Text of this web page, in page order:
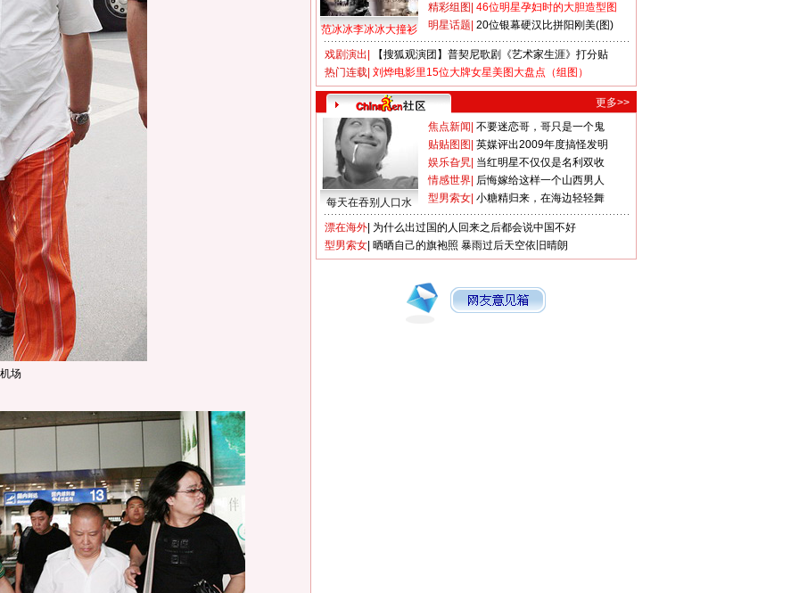
场
范冰冰李冰冰大撞衫
精彩组图 46位明星孕妇时的大胆造型图
明星话题 20位银幕硬汉比拼阳刚美(图)
戏剧演出
【搜狐观演团】普契尼歌剧《艺术家生涯》打分贴
热门连载 刘烨电影里15位大牌女星美图大盘点（组图）
更多>>
每天在吞别人口水
焦点新闻 不要迷恋哥，哥只是一个鬼
贴贴图图 英媒评出2009年度搞怪发明
娱乐旮旯 当红明星不仅仅是名利双收
情感世界 后悔嫁给这样一个山西男人
型男索女 小糖精归来，在海边轻轻舞
漂在海外 为什么出过国的人回来之后都会说中国不好
型男索女 晒晒自己的旗袍照 暴雨过后天空依旧晴朗